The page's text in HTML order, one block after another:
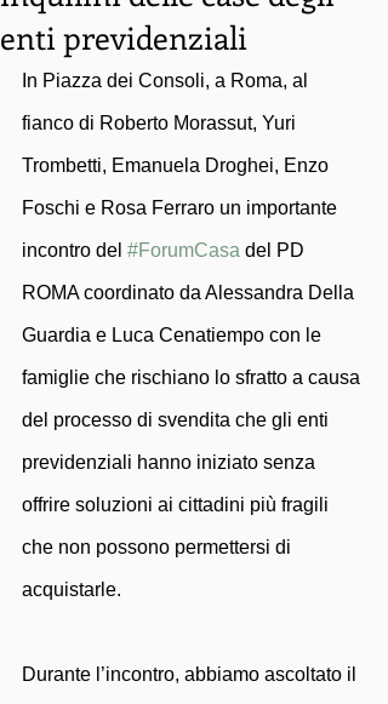
enti previdenziali
In Piazza dei Consoli, a Roma, al
fianco di Roberto Morassut, Yuri
Trombetti, Emanuela Droghei, Enzo
Foschi e Rosa Ferraro un importante
incontro del #ForumCasa del PD
ROMA coordinato da Alessandra Della
Guardia e Luca Cenatiempo con le
famiglie che rischiano lo sfratto a causa
del processo di svendita che gli enti
previdenziali hanno iniziato senza
offrire soluzioni ai cittadini più fragili
che non possono permettersi di
acquistarle.
Durante l’incontro, abbiamo ascoltato il